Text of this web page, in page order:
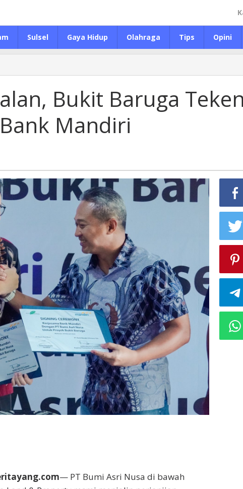
Sulsel Gaya Hidup Olahraga Tips Opini
Bukit Baruga Teken
Mandiri
— PT Bumi Asri Nusa di bawah